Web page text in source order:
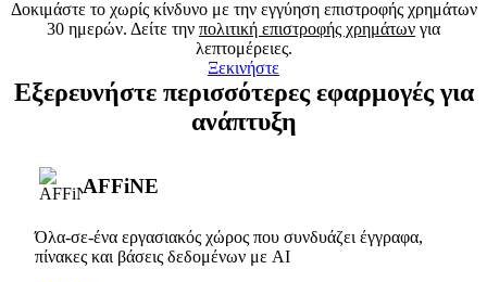
Δοκιμάστε το χωρίς κίνδυνο με την εγγύηση επιστροφής χρημάτων
30 ημερών. Δείτε την πολιτική επιστροφής χρημάτων για
λεπτομέρειες.
Ξεκινήστε
Εξερευνήστε περισσότερες εφαρμογές για
ανάπτυξη
AFFiNE
Όλα-σε-ένα εργασιακός χώρος που συνδυάζει έγγραφα,
πίνακες και βάσεις δεδομένων με AI